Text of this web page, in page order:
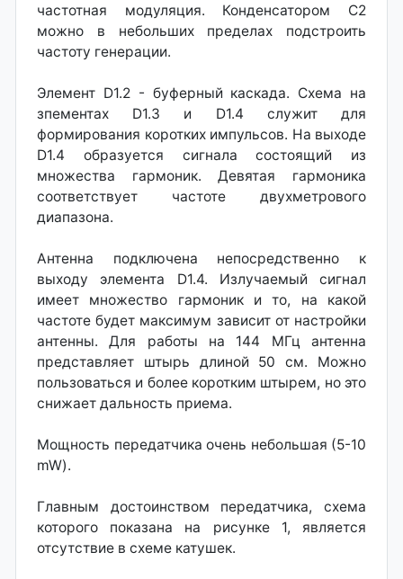
частотная модуляция. Конденсатором С2
можно в небольших пределах подстроить
частоту генерации.
Элемент D1.2 - буферный каскада. Схема на
зпементах D1.3 и D1.4 служит для
формирования коротких импульсов. На выходе
D1.4 образуется сигнала состоящий из
множества гармоник. Девятая гармоника
соответствует частоте двухметрового
диапазона.
Антенна подключена непосредственно к
выходу элемента D1.4. Излучаемый сигнал
имеет множество гармоник и то, на какой
частоте будет максимум зависит от настройки
антенны. Для работы на 144 МГц антенна
представляет штырь длиной 50 см. Можно
пользоваться и более коротким штырем, но это
снижает дальность приема.
Мощность передатчика очень небольшая (5-10
mW).
Главным достоинством передатчика, схема
которого показана на рисунке 1, является
отсутствие в схеме катушек.